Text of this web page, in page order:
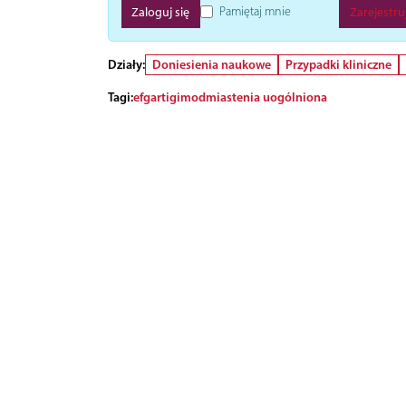
Pamiętaj mnie
Działy: Doniesienia naukowe Przypadki kliniczne
Tagi:efgartigimodmiastenia uogólniona